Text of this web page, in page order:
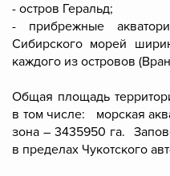
- остров Геральд;
- прибрежные
Сибирского морей
каждого из островов
Общая площадь
в том числе: морская
зона – 3435950 га.
в пределах Чукотского